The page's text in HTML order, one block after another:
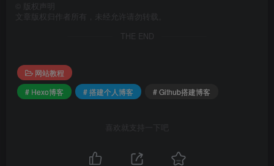
Git官网
版权声明
文章版权归作者所有，未经允许请勿转载。
THE END
网站教程
# Hexo博客
# 搭建个人博客 # Github搭建博客
喜欢就支持一下吧